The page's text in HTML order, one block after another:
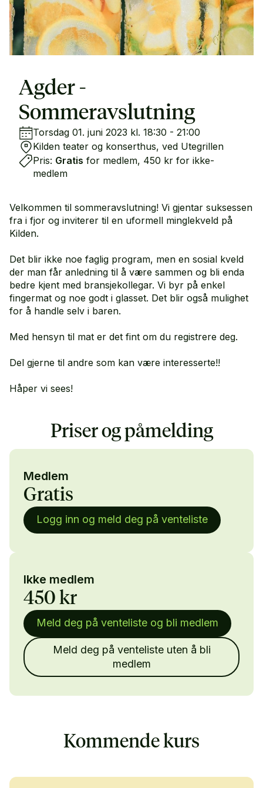
Agder -
Sommeravslutning
Torsdag 01. juni 2023 kl. 18:30 - 21:00
Kilden teater og konserthus, ved Utegrillen
Pris: Gratis for medlem, 450 kr for ikke-
medlem
Velkommen til sommeravslutning! Vi gjentar suksessen
fra i fjor og inviterer til en uformell minglekveld på
Kilden.
Det blir ikke noe faglig program, men en sosial kveld
der man får anledning til å være sammen og bli enda
bedre kjent med bransjekollegar. Vi byr på enkel
fingermat og noe godt i glasset. Det blir også mulighet
for å handle selv i baren.
Med hensyn til mat er det fint om du registrere deg.
Del gjerne til andre som kan være interesserte!!
Håper vi sees!
Priser og påmelding
Medlem
Gratis
Logg inn og meld deg på venteliste
Ikke medlem
450 kr
Meld deg på venteliste og bli medlem
Meld deg på venteliste uten å bli
medlem
Kommende kurs